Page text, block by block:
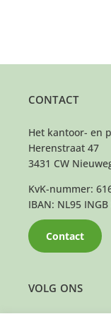
VOLG ONS
CONTACT
Het kantoor- en
Herenstraat 47
3431 CW
KvK-nummer:
IBAN: NL95
Contact